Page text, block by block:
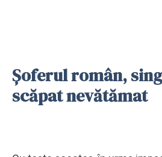
Șoferul român,
scăpat nevătămat